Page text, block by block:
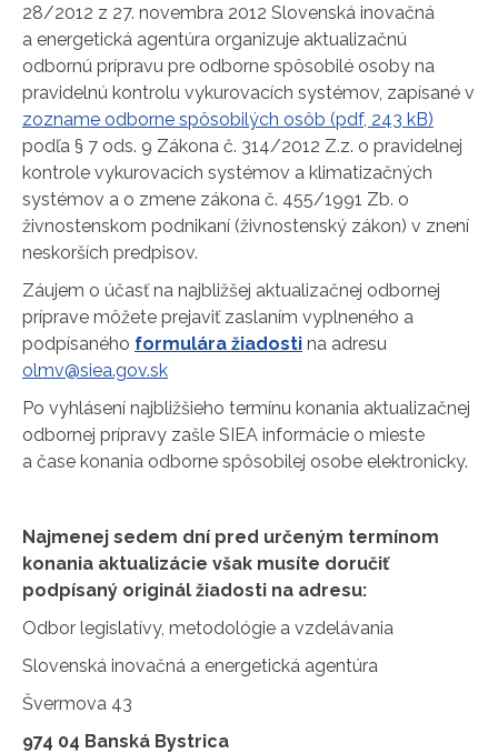
28/2012 z 27. novembra 2012 Slovenská inovačná
a energetická agentúra organizuje aktualizačnú
odbornú prípravu pre odborne spôsobilé osoby na
pravidelnú kontrolu vykurovacích systémov, zapísané v
zozname odborne spôsobilých osôb (pdf, 243 kB)
podľa § 7 ods. 9 Zákona č. 314/2012 Z.z. o pravidelnej
kontrole vykurovacích systémov a klimatizačných
systémov a o zmene zákona č. 455/1991 Zb. o
živnostenskom podnikaní (živnostenský zákon) v znení
neskorších predpisov.
Záujem o účasť na najbližšej aktualizačnej odbornej
príprave môžete prejaviť zaslaním vyplneného a
podpísaného formulára žiadosti na adresu
olmv@siea.gov.sk
Po vyhlásení najbližšieho termínu konania aktualizačnej
odbornej prípravy zašle SIEA informácie o mieste
a čase konania odborne spôsobilej osobe elektronicky.
Najmenej sedem dní pred určeným termínom
konania aktualizácie však musíte doručiť
podpísaný originál žiadosti na adresu:
Odbor legislatívy, metodológie a vzdelávania
Slovenská inovačná a energetická agentúra
Švermova 43
974 04 Banská Bystrica